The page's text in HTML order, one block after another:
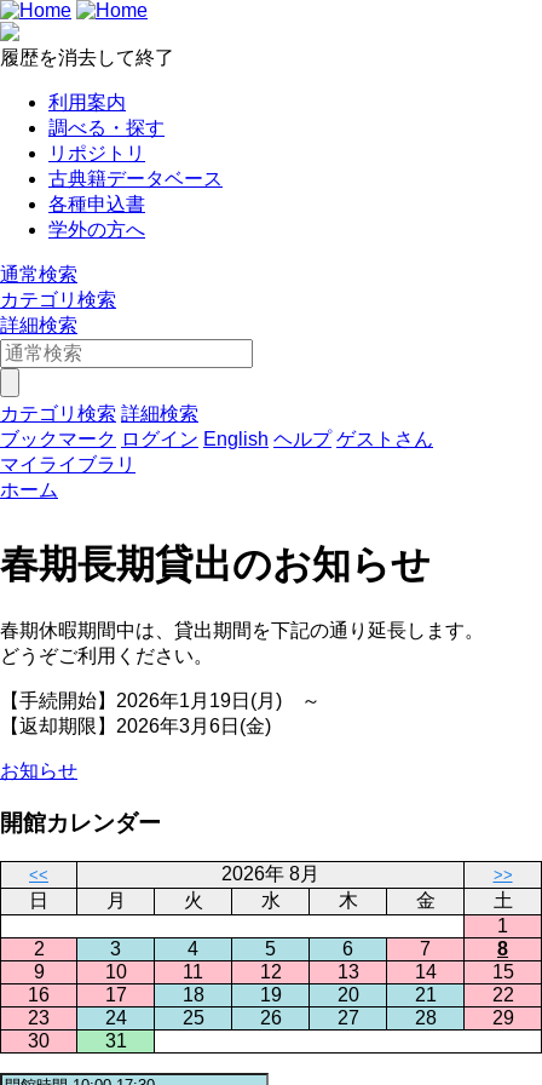
履歴を消去して終了
利用案内
調べる・探す
リポジトリ
古典籍データベース
各種申込書
学外の方へ
通常検索
カテゴリ検索
詳細検索
カテゴリ検索 詳細検索
ブックマーク ログイン English ヘルプ ゲストさん
マイライブラリ
ホーム
春期長期貸出のお知らせ
春期休暇期間中は、貸出期間を下記の通り延長します。
どうぞご利用ください。
【手続開始】2026年1月19日(月) ～
【返却期限】2026年3月6日(金)
お知らせ
開館カレンダー
<< 2026年 8月 >>
日 月 火 水 木 金
土
1
2
3 4 5 6 7
8
9
10 11 12 13 14
15
16
17 18 19 20 21
22
23
24 25 26 27 28
29
30
31